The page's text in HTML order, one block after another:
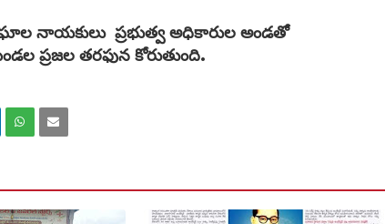
నాయకులు ప్రభుత్వ అధికారుల అండతో
తరఫున కోరుతుంది.